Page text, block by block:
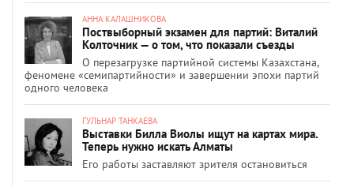
АННА КАЛАШНИКОВА
Поствыборный экзамен для партий: Виталий
Колточник — о том, что показали съезды
О перезагрузке партийной системы Казахстана,
феномене «семипартийности» и завершении эпохи партий
одного человека
ГУЛЬНАР ТАНКАЕВА
Выставки Билла Виолы ищут на картах мира.
Теперь нужно искать Алматы
Его работы заставляют зрителя остановиться